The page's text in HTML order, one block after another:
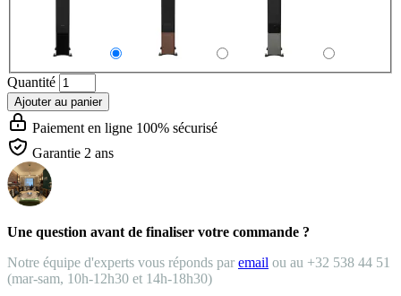
Quantité
Ajouter au panier
Paiement en ligne 100% sécurisé
Garantie 2 ans
Une question avant de finaliser votre commande ?
Notre équipe d'experts vous réponds par email ou au +32 538 44 51
(mar-sam, 10h-12h30 et 14h-18h30)